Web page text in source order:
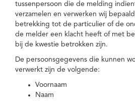
tussenpersoon die de melding
verzamelen en verwerken wij
betrekking tot de particulier of de
de melder een klacht heeft of met
bij de kwestie betrokken zijn.
De persoonsgegevens die kunnen
verwerkt zijn de volgende:
Voornaam
Naam